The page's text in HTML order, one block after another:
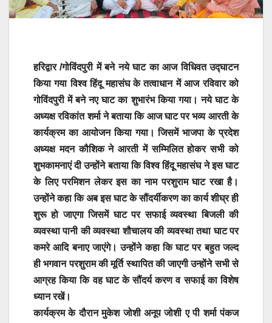
हरिद्वार /गोविंदपुरी में बने नये घाट का आज विधिवत उद्घाटन
किया गया विश्व हिंदू महासंघ के तत्वाधान में आज रविवार को
गोविंदपुरी में बने नए घाट का शुभारंभ किया गया। नये घाट के
अध्यक्ष रविकांत शर्मा ने बताया कि आज घाट पर भव्य आरती के
कार्यक्रम का आयोजन किया गया। जिसमें भाजपा के प्रदेश
अध्यक्ष मदन कौशिक ने आरती में सम्मिलित होकर सभी को
शुभकामनाएं दी उन्होंने बताया कि विश्व हिंदू महासंघ ने इस घाट
के लिए परमिशन लेकर इस का नाम परशुराम घाट रखा है।
उन्होंने कहा कि अब इस घाट के सौंदर्यीकरण का कार्य शीघ्र ही
शुरू हो जाएगा जिसमें घाट पर सफाई व्यवस्था बिजली की
व्यवस्था पानी की व्यवस्था शौचालय की व्यवस्था तथा घाट पर
कमरे आदि बनाए जाएंगे। उन्होंने कहा कि घाट पर बहुत जल्द
ही भगवान परशुराम की मूर्ति स्थापित की जाएगी उन्होंने सभी से
आग्रह किया कि वह घाट के सौंदर्य करण व सफाई का विशेष
ध्यान रखें।
कार्यक्रम के दौरान मुकेश जोशी अनूप जोशी ए पी शर्मा पंकज